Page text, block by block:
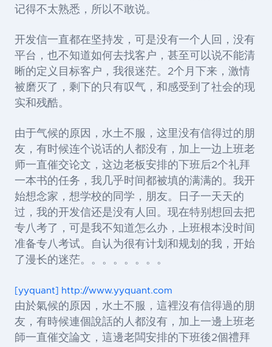
记得不太熟悉，所以不敢说。
开发信一直都在坚持发，可是没有一个人回，没有
平台，也不知道如何去找客户，甚至可以说不能清
晰的定义目标客户，我很迷茫。2个月下来，激情
被磨灭了，剩下的只有叹气，和感受到了社会的现
实和残酷。
由于气候的原因，水土不服，这里没有信得过的朋
友，有时候连个说话的人都没有，加上一边上班老
师一直催交论文，这边老板安排的下班后2个礼拜
一本书的任务，我几乎时间都被填的满满的。我开
始想念家，想学校的同学，朋友。日子一天天的
过，我的开发信还是没有人回。现在特别想回去把
专八考了，可是我不知道怎么办，上班根本没时间
准备专八考试。自认为很有计划和规划的我，开始
了漫长的迷茫。。。。。。。。
[yyquant] http://www.yyquant.com
由於氣候的原因，水土不服，這裡沒有信得過的朋
友，有時候連個說話的人都沒有，加上一邊上班老
師一直催交論文，這邊老闆安排的下班後2個禮拜